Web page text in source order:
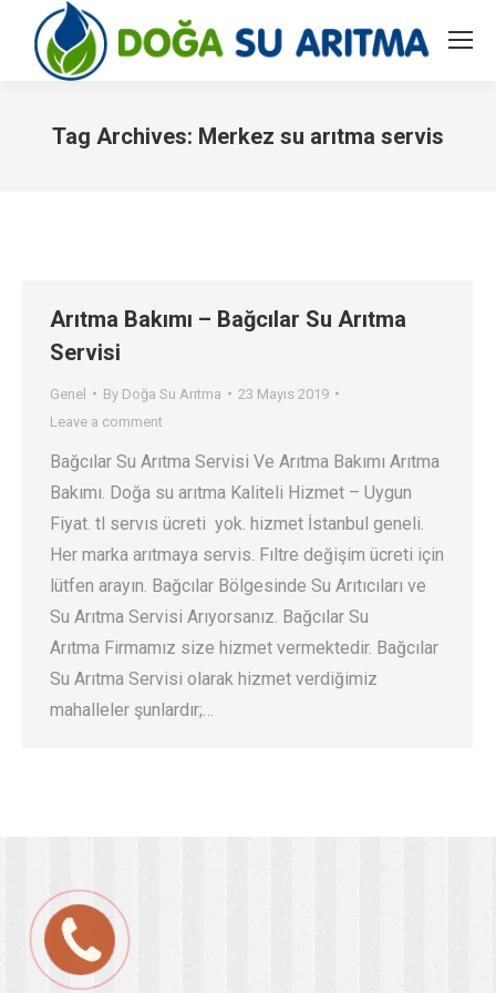
Tag Archives: Merkez su arıtma servis
Arıtma Bakımı – Bağcılar Su Arıtma
Servisi
Genel By Doğa Su Arıtma
23 Mayıs 2019
Leave a comment
Bağcılar Su Arıtma Servisi Ve Arıtma Bakımı Arıtma
Bakımı. Doğa su arıtma Kaliteli Hizmet – Uygun
Fiyat. tl servıs ücreti yok. hizmet İstanbul geneli.
Her marka arıtmaya servis. Fıltre değişim ücreti için
lütfen arayın. Bağcılar Bölgesinde Su Arıtıcıları ve
Su Arıtma Servisi Arıyorsanız. Bağcılar Su
Arıtma Firmamız size hizmet vermektedir. Bağcılar
Su Arıtma Servisi olarak hizmet verdiğimiz
mahalleler şunlardır;…